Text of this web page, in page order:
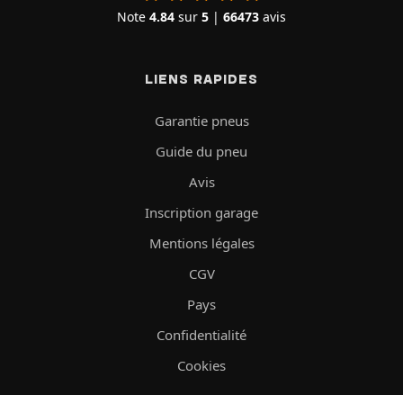
Note 4.84 sur 5 | 66473 avis
LIENS RAPIDES
Garantie pneus
Guide du pneu
Avis
Inscription garage
Mentions légales
CGV
Pays
Confidentialité
Cookies